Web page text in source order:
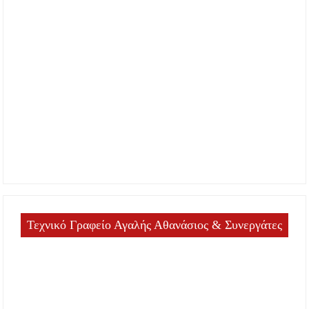
Τεχνικό Γραφείο Αγαλής Αθανάσιος & Συνεργάτες